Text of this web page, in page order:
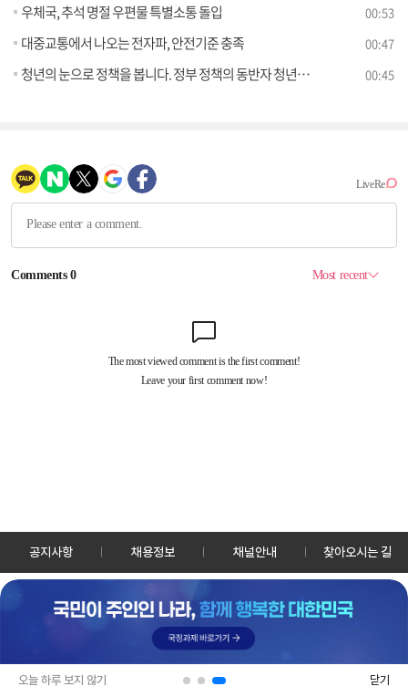
오늘 하루 보지 않기 닫기
우체국, 추석 명절 우편물 특별소통 돌입 00:53
대중교통에서 나오는 전자파, 안전기준 충족 00:47
청년의 눈으로 정책을 봅니다. 정부 정책의 동반자 청년보좌역을 채용합니다. 00:45
공지사항 채용정보 채널안내 찾아오시는 길
30128 세종특별자치시 정부2청사로 13 한국정책방송원 KTV
TEL: 044-204-8000
Copyrightⓒ KTV 국민방송 All Rights Reserved.